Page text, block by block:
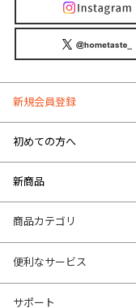
新規会員登録
初めての方へ
新商品
商品カテゴリ
便利なサービス
サポート